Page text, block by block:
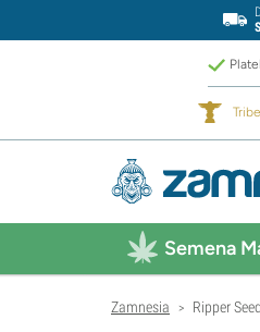
Tribe
Semena
Zamnesia > Ripper